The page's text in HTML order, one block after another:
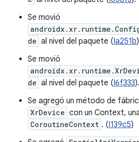
Se movió
de al nivel del paquete (Ia251b
Se movió
de al nivel del paquete (I6f333).
Se agregó un método de
XrDevice con un Context,
CoroutineContext . (I139c5)